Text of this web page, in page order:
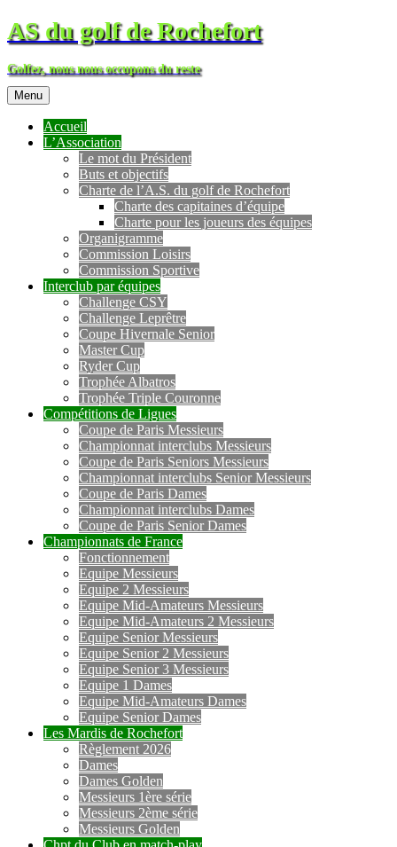
AS du golf de Rochefort
Golfez, nous nous occupons du reste
Menu
Accueil
L’Association
Le mot du Président
Buts et objectifs
Charte de l’A.S. du golf de Rochefort
Charte des capitaines d’équipe
Charte pour les joueurs des équipes
Organigramme
Commission Loisirs
Commission Sportive
Interclub par équipes
Challenge CSY
Challenge Leprêtre
Coupe Hivernale Senior
Master Cup
Ryder Cup
Trophée Albatros
Trophée Triple Couronne
Compétitions de Ligues
Coupe de Paris Messieurs
Championnat interclubs Messieurs
Coupe de Paris Seniors Messieurs
Championnat interclubs Senior Messieurs
Coupe de Paris Dames
Championnat interclubs Dames
Coupe de Paris Senior Dames
Championnats de France
Fonctionnement
Equipe Messieurs
Equipe 2 Messieurs
Equipe Mid-Amateurs Messieurs
Equipe Mid-Amateurs 2 Messieurs
Equipe Senior Messieurs
Equipe Senior 2 Messieurs
Equipe Senior 3 Messieurs
Equipe 1 Dames
Equipe Mid-Amateurs Dames
Equipe Senior Dames
Les Mardis de Rochefort
Règlement 2026
Dames
Dames Golden
Messieurs 1ère série
Messieurs 2ème série
Messieurs Golden